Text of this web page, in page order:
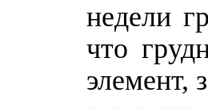
недели
что
элемент,